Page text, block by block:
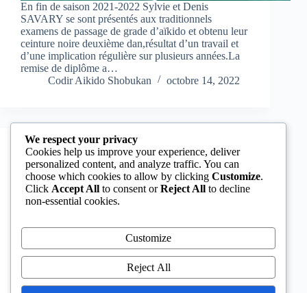
En fin de saison 2021-2022 Sylvie et Denis
SAVARY se sont présentés aux traditionnels
examens de passage de grade d’aïkido et obtenu leur
ceinture noire deuxième dan,résultat d’un travail et
d’une implication régulière sur plusieurs années.La
remise de diplôme a…
Codir Aikido Shobukan
octobre 14, 2022
Actus Dojo
Reprise des cours pour la rentrée 2021-2022
Les cours débutent le lundi 6 septembre 2021Heures
pass sanitaire, suivant les directives du
gouvernement.Pour le certificat médical, la réponses
à toutes vos question sur le site de la fédération à
Codir Aikido Shobukan
septembre 4, 2021
We respect your privacy
Cookies help us improve your experience, deliver
personalized content, and analyze traffic. You can
choose which cookies to allow by clicking Customize.
Click Accept All to consent orReject All to decline
non-essential cookies.
Customize
Reject All